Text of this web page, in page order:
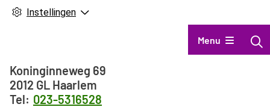
Instellingen
Hoofdmenu
Menu
Adresgegevens
Koninginneweg 69
2012 GL Haarlem
023-5316528